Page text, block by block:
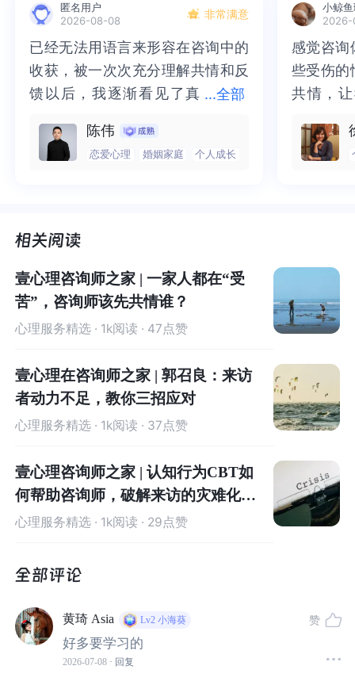
这种“结构化”特性，为新手提供了清晰的路线图。
数据支持
：根据美国心理学会（APA）2022年的数据，
大多数焦虑症患者在接受8-20次
规范的CBT咨询后，症
这意味着来访者能够更高效地获益，而新手咨询师也能
2、适用范围广，实
常见心理困扰均有明确的疗效证据，包括：
焦虑症、恐惧症（含社交恐惧）
抑郁症
进食障碍
双相情感障碍（辅助治疗）
物质滥用及成瘾行为
3. 流程标准，有章可循，学起来更踏实
匿名用户
2026-08-08
非常满意
...全部
已经无法用语言来形容在咨询中的
收获，被一次次充分理解共情和反
馈以后，我逐渐看见了真
清晰，也慢慢找回了内在的力量。
虽然不知道还要有多久的路要走，
这里，让我真切的感受到了🙏❤️
已经无法用语言来形容在咨询中的
收获，被一次次充分理解共情和反
馈以后，我逐渐看见了真实的那
也慢慢找回了内在的力量。虽然不
知道还要有多久的路要走，但我很
让我真切的感受到了🙏❤️
陈伟
恋爱心理 婚姻家庭 个人成长
小鲸
感觉咨询
些受伤的
共情，
一部分
而且当
感觉咨询
些受伤的
共情，让
处理的
询师准
壹心理咨询师之家 | 一家人都在“受
苦”，咨询师该先共情谁？
心理服务精选 · 1k阅读 · 47点赞
壹心理在咨询师之家 | 郭召良：来访
者动力不足，教你三招应对
心理服务精选 · 1k阅读 · 37点赞
壹心理咨询师之家 | 认知行为CBT如
何帮助咨询师，破解来访的灾难化思
维
心理服务精选 · 1k阅读 · 29点赞
黄琦 Asia Lv2 小海葵
好多要学习的
2026-07-08 · 回复
赞